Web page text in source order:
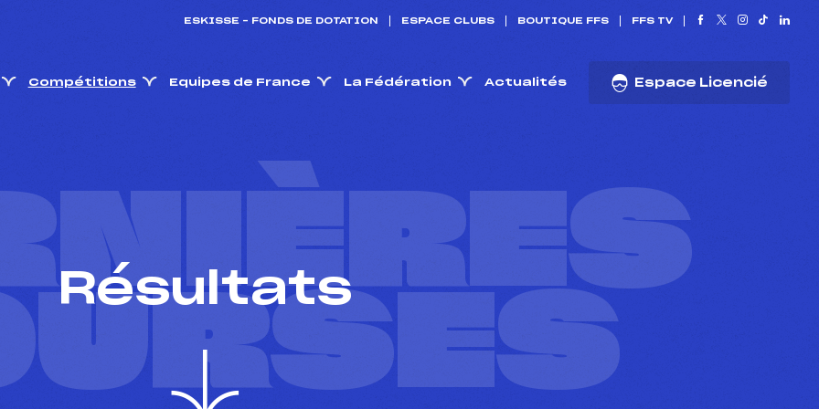
ESKISSE – FONDS DE DOTATION ESPACE CLUBS BOUTIQUE FFS FFS TV
Compétitions Equipes de France La Fédération Actualités Espace Licencié
Résultats